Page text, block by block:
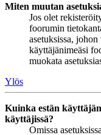
Miten muutan
Jos olet
foorumin
asetuksissa,
käyttäjänimeäsi
muokata
Ylös
Kuinka estän
käyttäjissä?
Omissa